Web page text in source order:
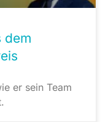
dem
er sein Team